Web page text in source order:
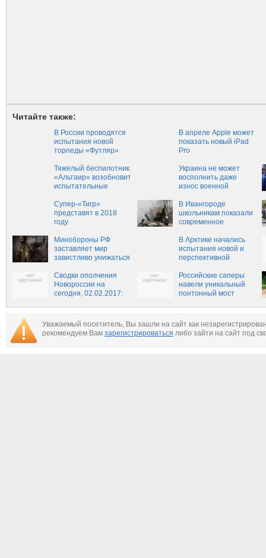
Читайте также:
В России проводятся
испытания новой
торпеды «Футляр»
В апреле Apple может
показать новый iPad
Pro‍
Тяжелый беспилотник
«Альтаир» возобновит
испытательные
Украина не может
восполнить даже
износ военной
о боевых потерях
Супер-«Тигр»
представят в 2018
году
В Ивангороде
школьникам показали
современное
российской армии
Минобороны РФ
заставляет мир
завистливо унижаться
В Арктике начались
испытания новой и
перспективной
российской армии
Сводки ополчения
Новороссии на
сегодня, 02.02.2017:
Российские саперы
навели уникальный
понтонный мост
Уважаемый посетитель, Вы зашли на сайт как
рекомендуем Вам зарегистрироваться либо зайти на сайт под